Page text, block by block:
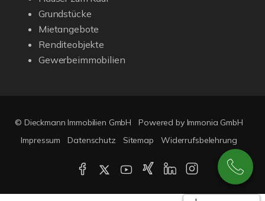
Grundstücke
Mietangebote
Renditeobjekte
Gewerbeimmobilien
© Dieckmann Immobilien GmbH
Powered by Immonia GmbH
Impressum
Datenschutz Sitemap Widerrufsbelehrung